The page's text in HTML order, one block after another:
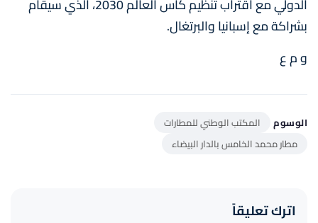
الدولي مع اقتراب تنظيم كأس العالم 2030، الذي سيقام
بشراكة مع إسبانيا والبرتغال.
و م ع
الوسوم
المكتب الوطني للمطارات
مطار محمد الخامس بالدار البيضاء
اترك تعليقاً